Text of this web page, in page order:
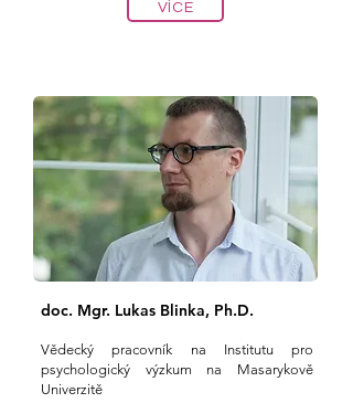
VÍCE
doc. Mgr. Lukas Blinka, Ph.D.
Vědecký pracovník na Institutu pro
psychologický výzkum na Masarykově
Univerzitě